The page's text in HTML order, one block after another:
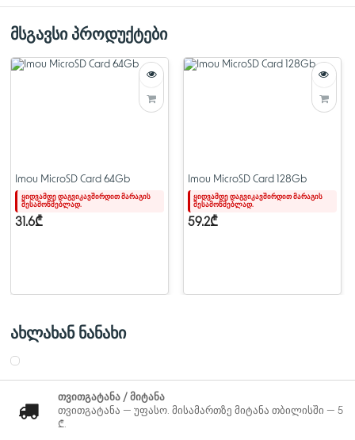
Imou MicroSD მეხსიერების ბარათი 256 GB
სპეციალური მახასიათებლები ‎რენტგენის სხივებისგან დაცული,
წყალგაუმტარი
წაკითხვის სიჩქარე ‎95 მეგაბაიტი წამში
ჩაწერის სიჩქარე ‎25 მბ წამში
ნივთის მოდელის ნომერი ‎ST2-256-S1
ფერი ‎შავი
მსგავსი პროდუქტები
Imou MicroSD Card 64Gb
ყიდვამდე დაგვიკავშირდით მარაგის
შესამოწმებლად.
31.6₾
Imou MicroSD Card 128Gb
ყიდვამდე დაგვიკავშირდით მარაგის
შესამოწმებლად.
59.2₾
ახლახან ნანახი
თვითგატანა / მიტანა
თვითგატანა — უფასო. მისამართზე მიტანა თბილისში — 5
₾.